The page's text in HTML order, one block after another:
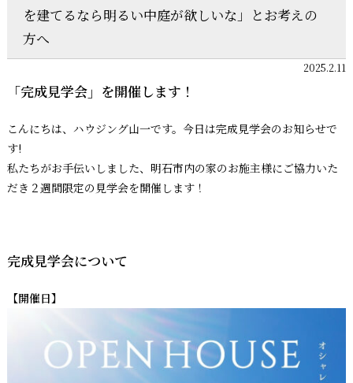
を建てるなら明るい中庭が欲しいな」とお考えの
方へ
2025.2.11
「完成見学会」を開催します！
こんにちは、ハウジング山一です。今日は完成見学会のお知らせで
す!
私たちがお手伝いしました、明石市内の家のお施主様にご協力いた
だき２週間限定の見学会を開催します！
完成見学会について
【開催日】